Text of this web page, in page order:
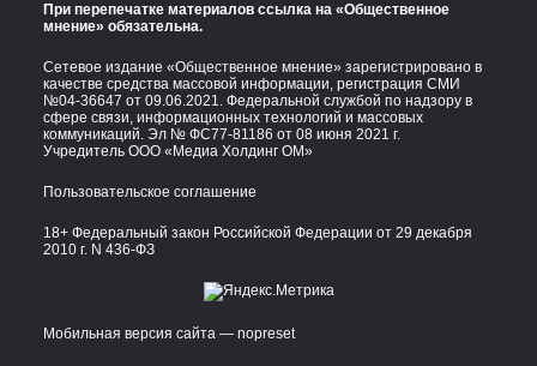
При перепечатке материалов ссылка на «Общественное
мнение» обязательна.
Сетевое издание «Общественное мнение» зарегистрировано в
качестве средства массовой информации, регистрация СМИ
№04-36647 от 09.06.2021. Федеральной службой по надзору в
сфере связи, информационных технологий и массовых
коммуникаций. Эл № ФС77-81186 от 08 июня 2021 г.
Учредитель ООО «Медиа Холдинг ОМ»
Пользовательское соглашение
18+ Федеральный закон Российской Федерации от 29 декабря
2010 г. N 436-ФЗ
Мобильная версия сайта — nopreset